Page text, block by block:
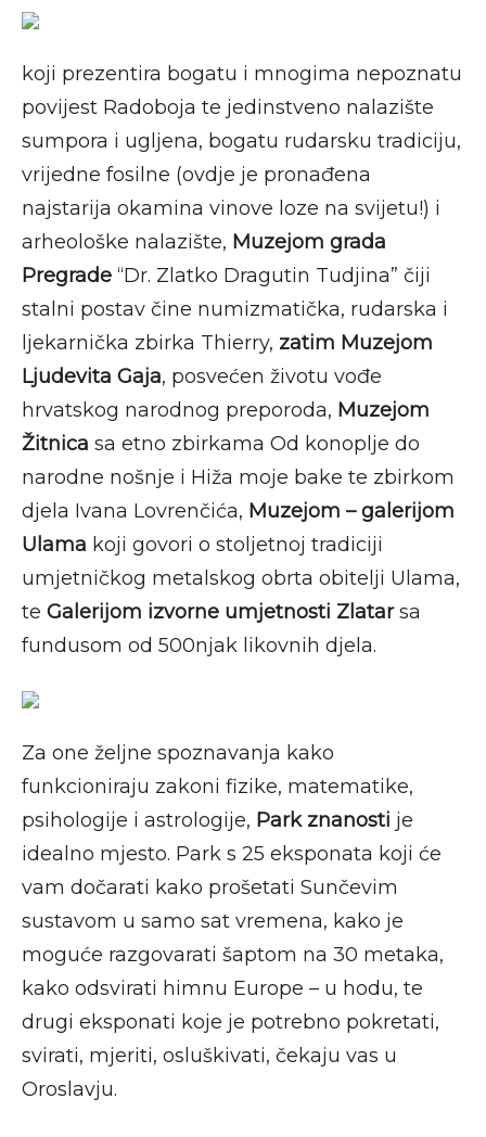
koji prezentira bogatu i mnogima nepoznatu
povijest Radoboja te jedinstveno nalazište
sumpora i ugljena, bogatu rudarsku tradiciju,
vrijedne fosilne (ovdje je pronađena
najstarija okamina vinove loze na svijetu!) i
arheološke nalazište, Muzejom grada
Pregrade “Dr. Zlatko Dragutin Tudjina” čiji
stalni postav čine numizmatička, rudarska i
ljekarnička zbirka Thierry, zatim Muzejom
Ljudevita Gaja, posvećen životu vođe
hrvatskog narodnog preporoda, Muzejom
Žitnica sa etno zbirkama Od konoplje do
narodne nošnje i Hiža moje bake te zbirkom
djela Ivana Lovrenčića, Muzejom – galerijom
Ulama koji govori o stoljetnoj tradiciji
umjetničkog metalskog obrta obitelji Ulama,
te Galerijom izvorne umjetnosti Zlatarsa
fundusom od 500njak likovnih djela.
Za one željne spoznavanja kako
funkcioniraju zakoni fizike, matematike,
psihologije i astrologije, Park znanosti je
idealno mjesto. Park s 25 eksponata koji će
vam dočarati kako prošetati Sunčevim
sustavom u samo sat vremena, kako je
moguće razgovarati šaptom na 30 metaka,
kako odsvirati himnu Europe – u hodu, te
drugi eksponati koje je potrebno pokretati,
svirati, mjeriti, osluškivati, čekaju vas u
Oroslavju.